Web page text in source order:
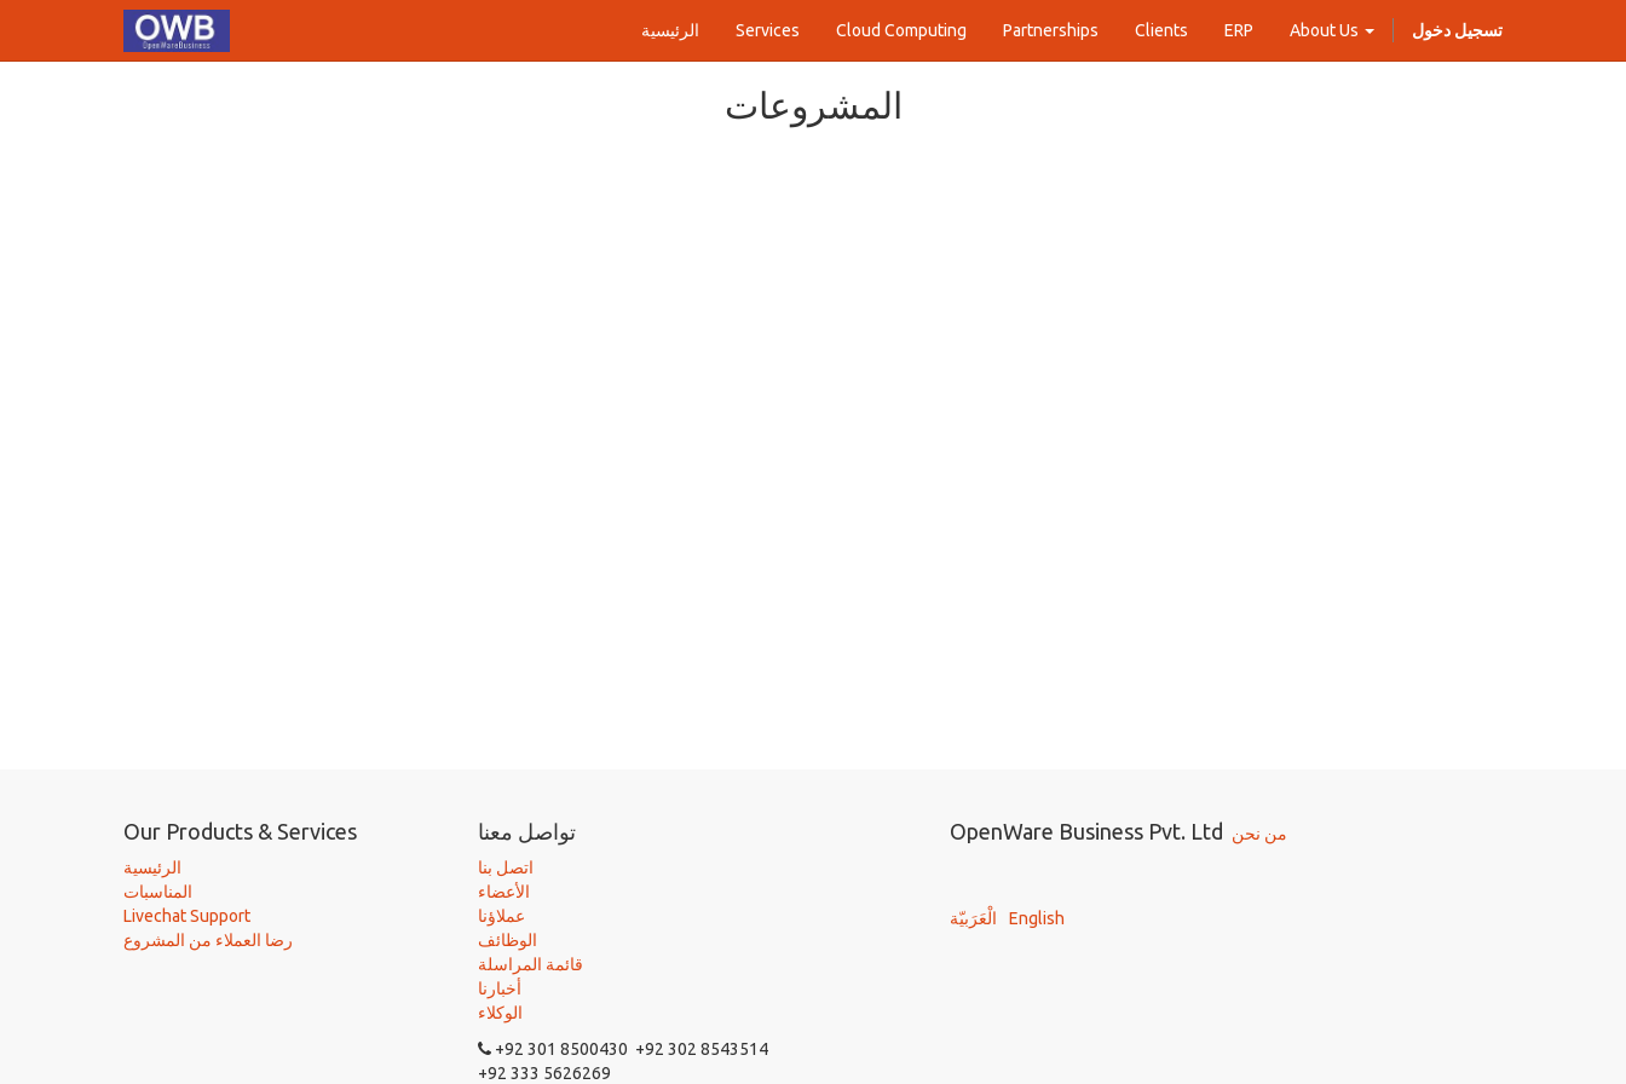
الرئيسية Services Cloud Computing Partnerships Clients ERP About Us تسجيل دخول
المشروعات
Our Products & Services
الرئيسية
المناسبات
Livechat Support
رضا العملاء من المشروع
تواصل معنا
اتصل بنا
الأعضاء
عملاؤنا
الوظائف
قائمة المراسلة
أخبارنا
الوكلاء
+92 301 8500430 +92 302 8543514
+92 333 5626269
OpenWare Business Pvt. Ltd من نحن
الْعَرَبيّة English